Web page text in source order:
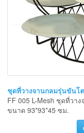
ชุดที่วางจานกลมรุ่นขันโ
FF 005 L-Mesh ชุดที่ว
ขนาด 93*93*45 ซม.